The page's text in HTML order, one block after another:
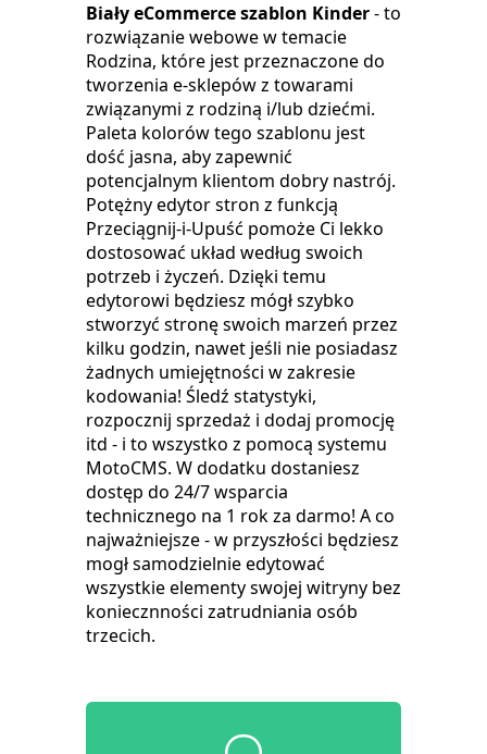
Biały eCommerce szablon Kinder- to
rozwiązanie webowe w temacie
Rodzina, które jest przeznaczone do
tworzenia e-sklepów z towarami
związanymi z rodziną i/lub dziećmi.
Paleta kolorów tego szablonu jest
dość jasna, aby zapewnić
potencjalnym klientom dobry nastrój.
Potężny edytor stron z funkcją
Przeciągnij-i-Upuść pomoże Ci lekko
dostosować układ według swoich
potrzeb i życzeń. Dzięki temu
edytorowi będziesz mógł szybko
stworzyć stronę swoich marzeń przez
kilku godzin, nawet jeśli nie posiadasz
żadnych umiejętności w zakresie
kodowania! Śledź statystyki,
rozpocznij sprzedaż i dodaj promocję
itd - i to wszystko z pomocą systemu
MotoCMS. W dodatku dostaniesz
dostęp do 24/7 wsparcia
technicznego na 1 rok za darmo! A co
najważniejsze - w przyszłości będziesz
mogł samodzielnie edytować
wszystkie elementy swojej witryny bez
koniecznności zatrudniania osób
trzecich.